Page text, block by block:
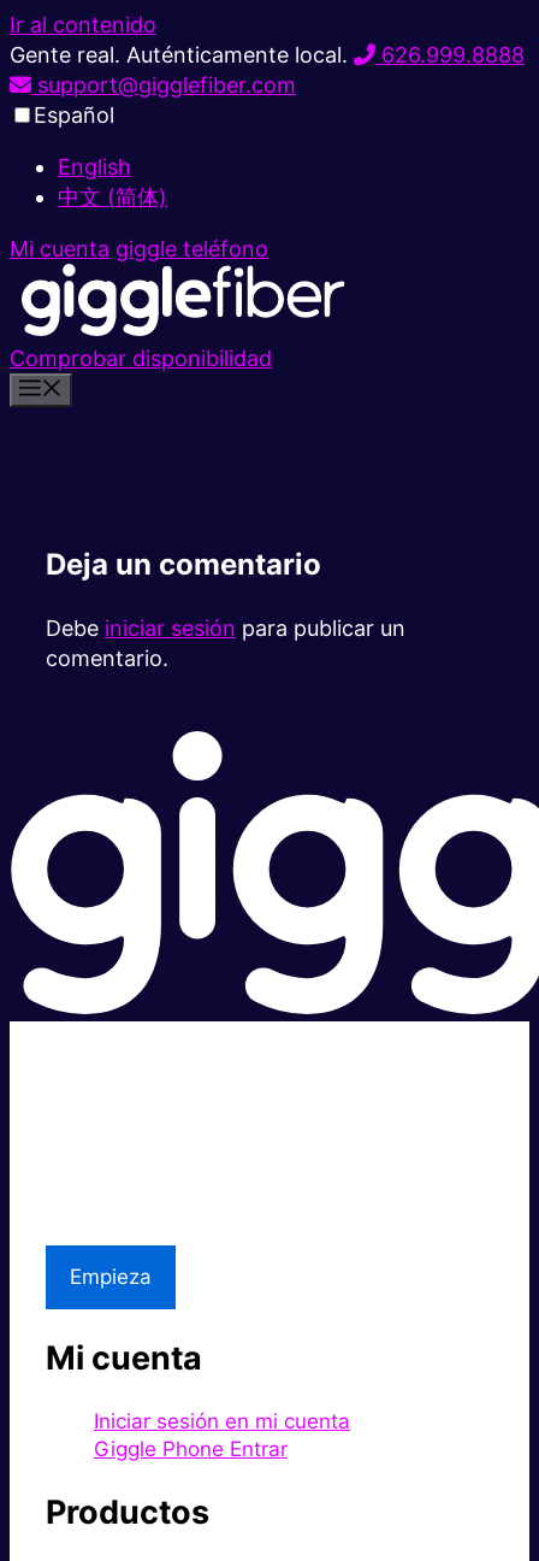
Ir al contenido
Gente real. Auténticamente local.
626.999.8888
support@gigglefiber.com
Español
English
中文 (简体)
Mi cuenta giggle teléfono
Comprobar disponibilidad
Deja un comentario
Debe iniciar sesión para publicar un
comentario.
Empieza
Mi cuenta
Iniciar sesión en mi cuenta
Giggle Phone Entrar
Productos